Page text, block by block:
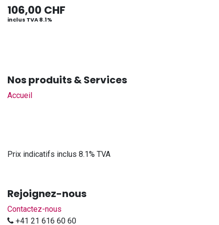
106,00 CHF
inclus TVA 8.1%
Nos produits & Services
Accueil
Prix indicatifs inclus 8.1% TVA
Rejoignez-nous
Contactez-nous
+41 21 616 60 60